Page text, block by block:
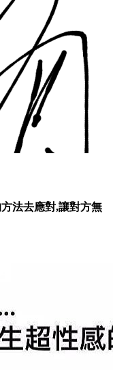
法去應對,讓對方無